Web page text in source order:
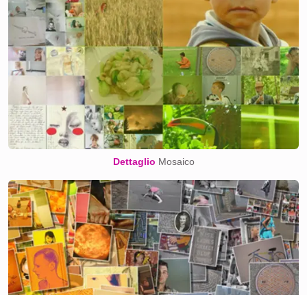
Dettaglio Mosaico